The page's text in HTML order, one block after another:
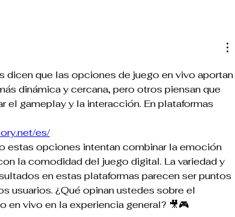
dicen que las opciones de juego en vivo aportan
dinámica y cercana, pero otros piensan que
el gameplay y la interacción. En plataformas
es/
la comodidad del juego digital. La variedad y
en estas plataformas parecen ser puntos
usuarios. ¿Qué opinan ustedes sobre el
en vivo en la experiencia general? 🎥🎮